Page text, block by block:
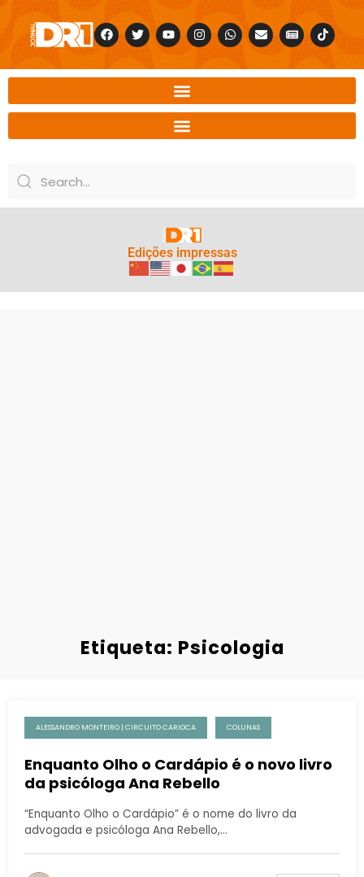
Edições impressas
Etiqueta: Psicologia
ALESSANDRO MONTEIRO | CIRCUITO CARIOCA COLUNAS
Enquanto Olho o Cardápio é o novo livro
da psicóloga Ana Rebello
“Enquanto Olho o Cardápio” é o nome do livro da
advogada e psicóloga Ana Rebello,…